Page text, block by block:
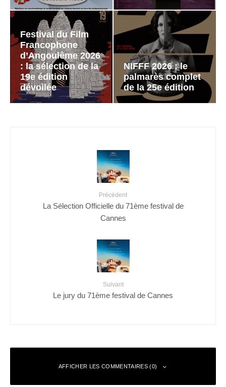
Festival du Film
Francophone
d’Angoulême 2026
: la sélection de la
19e édition
dévoilée
NIFFF 2026 : le
palmarès complet
de la 25e édition
Précédent
La Sélection Officielle du 71ème festival de
Cannes
Suivant
Le jury du 71ème festival de Cannes
AFFICHER LES COMMENTAIRES (0)